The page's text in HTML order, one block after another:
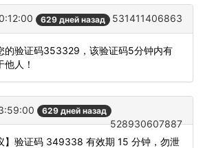
629 дней назад 531411406863
的验证码353329，该验证码5分钟内有
人！
629 дней назад
528930607887
】验证码 349338 有效期 15 分钟，勿泄